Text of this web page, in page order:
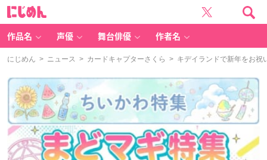
作品名 声優 舞台俳優 作者名
にじめん > ニュース > カードキャプターさくら > キデイランドで新年をお祝